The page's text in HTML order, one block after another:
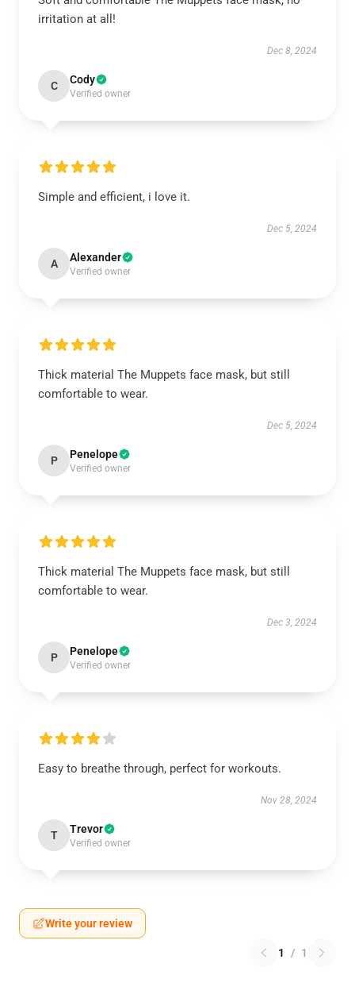
irritation at all!
Dec 8, 2024
C Cody
Verified owner
Simple and efficient, i love it.
Dec 5, 2024
A Alexander
Verified owner
Thick material The Muppets face mask, but still
comfortable to wear.
Dec 5, 2024
P Penelope
Verified owner
Thick material The Muppets face mask, but still
comfortable to wear.
Dec 3, 2024
P Penelope
Verified owner
Easy to breathe through, perfect for workouts.
Nov 28, 2024
T Trevor
Verified owner
Write your review
1 / 1